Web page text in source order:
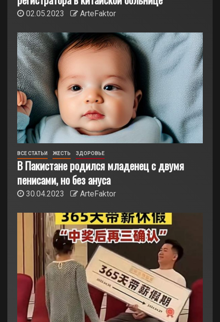
02.05.2023 ArteFaktor
ВСЕ СТАТЬИ ЖЕСТЬ ЗДОРОВЬЕ
В Пакистане родился младенец с двумя
пенисами, но без ануса
30.04.2023 ArteFaktor